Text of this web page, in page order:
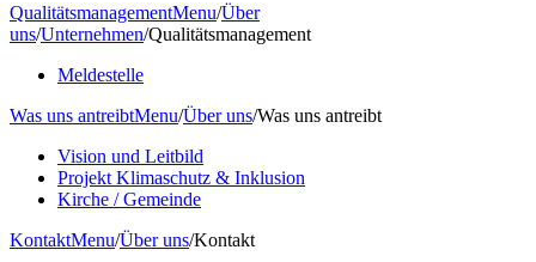
QualitätsmanagementMenu/Über
uns/Unternehmen/Qualitätsmanagement
Meldestelle
Was uns antreibtMenu/Über uns/Was uns antreibt
Vision und Leitbild
Projekt Klimaschutz & Inklusion
Kirche / Gemeinde
KontaktMenu/Über uns/Kontakt